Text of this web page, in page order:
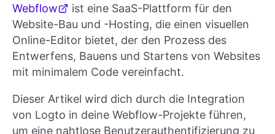
Webflow
ist eine SaaS-Plattform für den
Website-Bau und -Hosting, die einen visuellen
Online-Editor bietet, der den Prozess des
Entwerfens, Bauens und Startens von Websites
mit minimalem Code vereinfacht.
Dieser Artikel wird dich durch die Integration
von Logto in deine Webflow-Projekte führen,
um eine nahtlose Benutzerauthentifizierung zu